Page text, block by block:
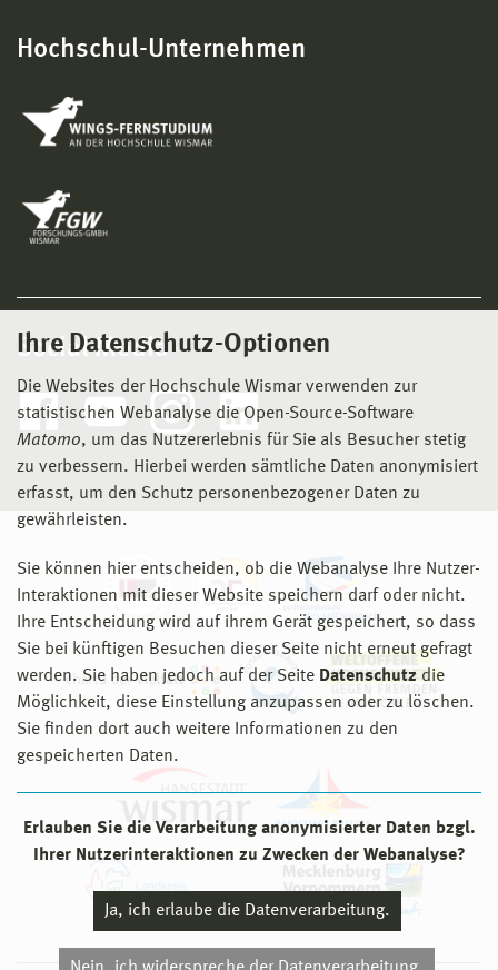
Ihre Datenschutz-Optionen
Die Websites der Hochschule Wismar verwenden zur
statistischen Webanalyse die Open-Source-Software
Matomo, um das Nutzererlebnis für Sie als Besucher stetig
zu verbessern. Hierbei werden sämtliche Daten anonymisiert
erfasst, um den Schutz personenbezogener Daten zu
gewährleisten.
Sie können hier entscheiden, ob die Webanalyse Ihre Nutzer-
Interaktionen mit dieser Website speichern darf oder nicht.
Ihre Entscheidung wird auf ihrem Gerät gespeichert, so dass
Sie bei künftigen Besuchen dieser Seite nicht erneut gefragt
werden. Sie haben jedoch auf der Seite Datenschutz die
Möglichkeit, diese Einstellung anzupassen oder zu löschen.
Sie finden dort auch weitere Informationen zu den
gespeicherten Daten.
Erlauben Sie die Verarbeitung anonymisierter Daten bzgl.
Ihrer Nutzerinteraktionen zu Zwecken der Webanalyse?
Ja, ich erlaube die Datenverarbeitung.
Hochschul-Unternehmen
Social Media